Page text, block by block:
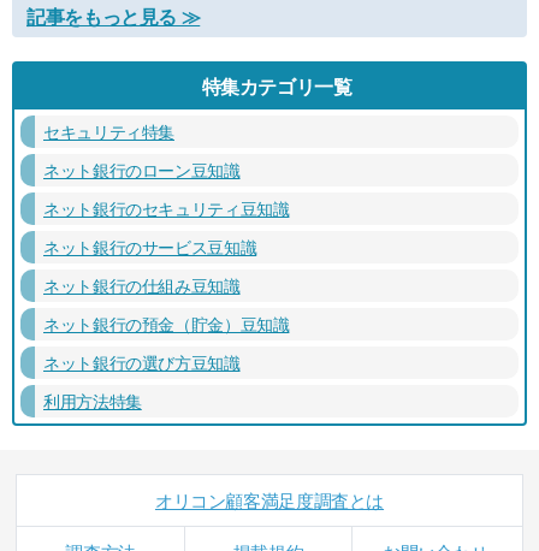
記事をもっと見る ≫
特集カテゴリ一覧
セキュリティ特集
ネット銀行のローン豆知識
ネット銀行のセキュリティ豆知識
ネット銀行のサービス豆知識
ネット銀行の仕組み豆知識
ネット銀行の預金（貯金）豆知識
ネット銀行の選び方豆知識
利用方法特集
オリコン顧客満足度調査とは